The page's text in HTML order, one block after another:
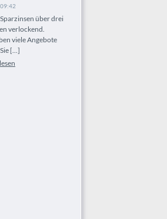
über drei
verlockend.
viele Angebote
[...]